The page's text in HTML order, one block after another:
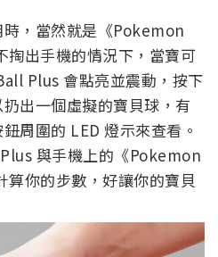
，當然就是《Pokemon
掏出手機的情況下，當寶可
Plus 會點亮並震動，按下
出一個虛擬的寶貝球，有
周圍的 LED 燈示來查看。
與手機上的《Pokemon
算你的步數，好讓你的寶貝